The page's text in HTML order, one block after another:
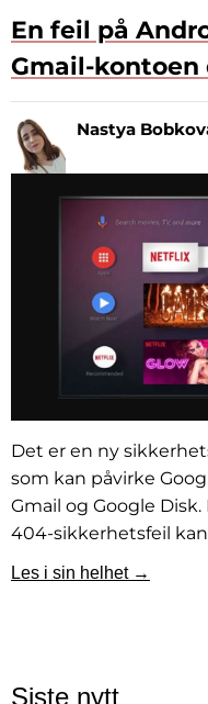
En feil på
Gmail-kontoen
Nastya
Det er en ny
som kan påvirke
Gmail og Google
404-sikkerhetsfeil
Les i sin helhet →
Siste nytt